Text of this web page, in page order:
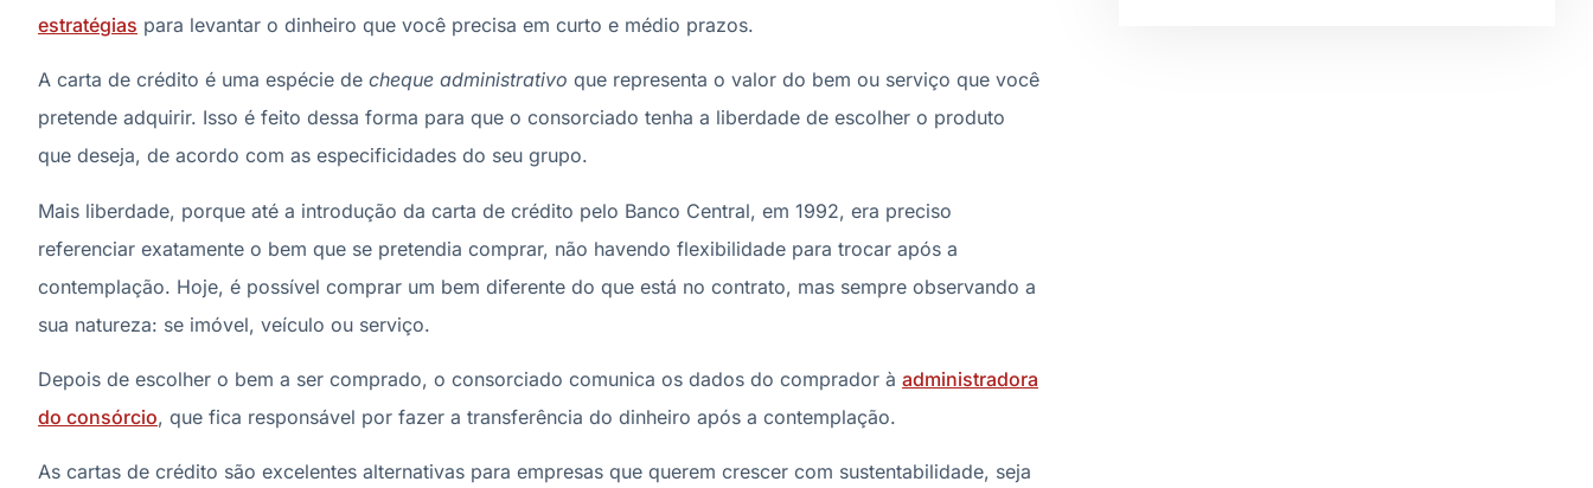
estratégias para levantar o dinheiro que você precisa em curto e médio prazos.
A carta de crédito é uma espécie de cheque administrativo que representa o valor do bem ou serviço que você
pretende adquirir. Isso é feito dessa forma para que o consorciado tenha a liberdade de escolher o produto
que deseja, de acordo com as especificidades do seu grupo.
Mais liberdade, porque até a introdução da carta de crédito pelo Banco Central, em 1992, era preciso
referenciar exatamente o bem que se pretendia comprar, não havendo flexibilidade para trocar após a
contemplação. Hoje, é possível comprar um bem diferente do que está no contrato, mas sempre observando a
sua natureza: se imóvel, veículo ou serviço.
Depois de escolher o bem a ser comprado, o consorciado comunica os dados do comprador à administradora
do consórcio, que fica responsável por fazer a transferência do dinheiro após a contemplação.
As cartas de crédito são excelentes alternativas para empresas que querem crescer com sustentabilidade, seja